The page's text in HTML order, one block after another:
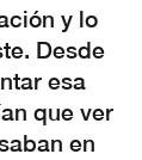
y lo
Desde
esa
que ver
en